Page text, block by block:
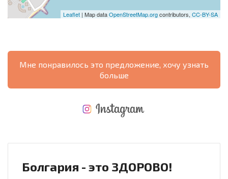
Leaflet | Map dataOpenStreetMap.orgcontributors, CC-BY-SA
Мне понравилось это предложение, хочу узнать
больше
Болгария - это ЗДОРОВО!